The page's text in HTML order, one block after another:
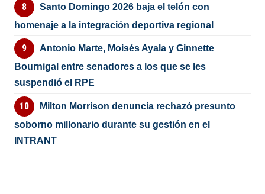
Santo Domingo 2026 baja el telón con
homenaje a la integración deportiva regional
Antonio Marte, Moisés Ayala y Ginnette
Bournigal entre senadores a los que se les
suspendió el RPE
Milton Morrison denuncia rechazó presunto
soborno millonario durante su gestión en el
INTRANT